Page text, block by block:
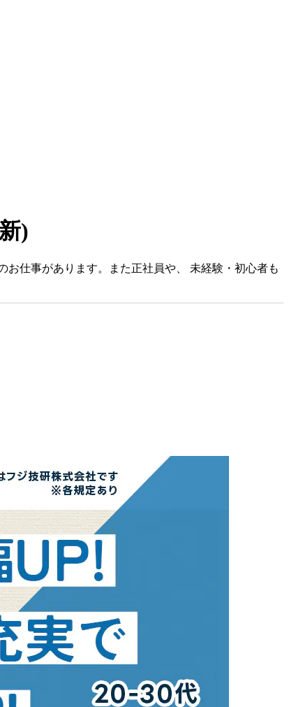
)
お仕事があります。また正社員や、 未経験・初心者も